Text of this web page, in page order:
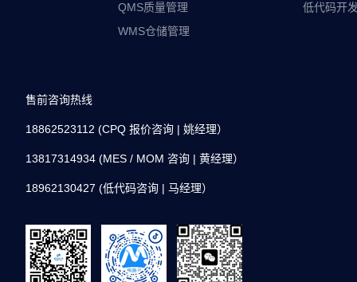
QMS质量管理
WMS仓储管理
低代码开
售前咨询热线
18862523112 (CPQ 报价咨询 | 姚经理）
13817314934 (MES / MOM 咨询 | 黄经理）
18962130427 (低代码咨询 | 马经理）